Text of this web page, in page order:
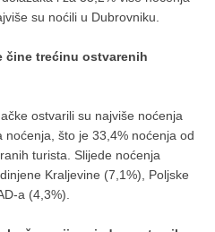
su noćili u Dubrovniku.
čine trećinu ostvarenih
ostvarili su najviše noćenja
što je 33,4% noćenja od
turista. Slijede noćenja
Kraljevine (7,1%), Poljske
a (4,3%).